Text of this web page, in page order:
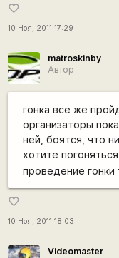
favorite_border
10 Ноя, 2011 17:29
matroskinby
Автор
гонка все же
организаторы
ней, боятся, что
хотите
проведение гонки
favorite_border
10 Ноя, 2011 18:03
Videomaster